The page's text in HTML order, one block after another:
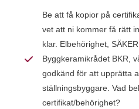
Be att få kopior på
vet att ni kommer få rätt
klar. Elbehörighet,
Byggkeramikrådet BKR,
godkänd för att upprätta
ställningsbyggare. Vad
certifikat/behörighet?